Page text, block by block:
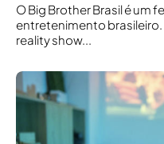
O Big Brother Brasil é um
entretenimento
reality show...